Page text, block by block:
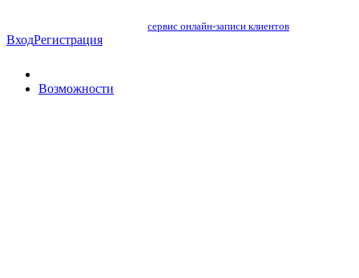
сервис онлайн-записи клиентов
ВходРегистрация
Возможности